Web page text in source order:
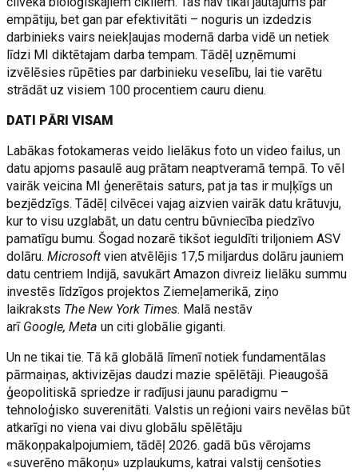
empātiju, bet gan par efektivitāti – noguris un izdedzis
darbinieks vairs neiekļaujas modernā darba vidē un netiek
līdzi MI diktētajam darba tempam. Tādēļ uzņēmumi
izvēlēsies rūpēties par darbinieku veselību, lai tie varētu
strādāt uz visiem 100 procentiem cauru dienu.
DATI PĀRI VISAM
Labākas fotokameras veido lielākus foto un video failus, un
datu apjoms pasaulē aug prātam neaptveramā tempā. To vēl
vairāk veicina MI ģenerētais saturs, pat ja tas ir muļķīgs un
bezjēdzīgs. Tādēļ cilvēcei vajag aizvien vairāk datu krātuvju,
kur to visu uzglabāt, un datu centru būvniecība piedzīvo
pamatīgu bumu. Šogad nozarē tikšot ieguldīti triljoniem ASV
dolāru.Microsoftvien atvēlējis 17,5 miljardus dolāru jauniem
datu centriem Indijā, savukārt Amazon divreiz lielāku summu
investēs līdzīgos projektos Ziemeļamerikā, ziņo
laikraksts The New York Times. Malā nestāv
arī Google, Meta un citi globālie giganti.
Un ne tikai tie. Tā kā globālā līmenī notiek fundamentālas
pārmaiņas, aktivizējas daudzi mazie spēlētāji. Pieaugošā
ģeopolitiskā spriedze ir radījusi jaunu paradigmu –
tehnoloģisko suverenitāti. Valstis un reģioni vairs nevēlas būt
atkarīgi no viena vai divu globālu spēlētāju
mākoņpakalpojumiem, tādēļ 2026. gadā būs vērojams
«suverēno mākoņu» uzplaukums, katrai valstij cenšoties